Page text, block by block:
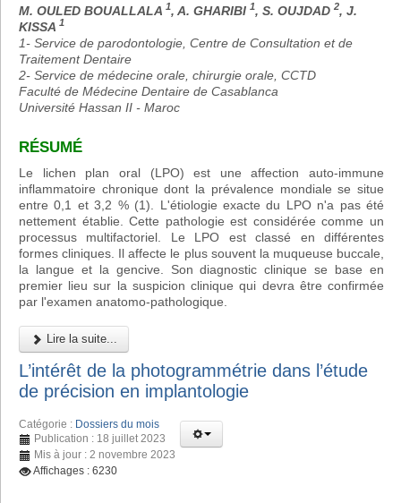
M. OULED BOUALLALA 1, A. GHARIBI 1, S. OUJDAD 2, J.
KISSA 1
1- Service de parodontologie, Centre de Consultation et de
Traitement Dentaire
2- Service de médecine orale, chirurgie orale, CCTD
Faculté de Médecine Dentaire de Casablanca
Université Hassan II - Maroc
RÉSUMÉ
Le lichen plan oral (LPO) est une affection auto-immune
inflammatoire chronique dont la prévalence mondiale se situe
entre 0,1 et 3,2 % (1). L'étiologie exacte du LPO n'a pas été
nettement établie. Cette pathologie est considérée comme un
processus multifactoriel. Le LPO est classé en différentes
formes cliniques. Il affecte le plus souvent la muqueuse buccale,
la langue et la gencive. Son diagnostic clinique se base en
premier lieu sur la suspicion clinique qui devra être confirmée
par l'examen anatomo-pathologique.
Lire la suite...
L’intérêt de la photogrammétrie dans l’étude
de précision en implantologie
Catégorie : Dossiers du mois
Publication : 18 juillet 2023
Mis à jour : 2 novembre 2023
Affichages : 6230